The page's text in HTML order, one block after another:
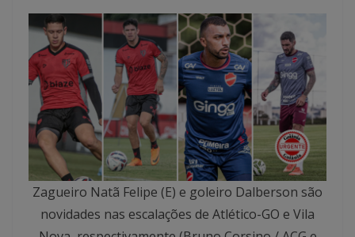
Zagueiro Natã Felipe (E) e goleiro Dalberson são
novidades nas escalações de Atlético-GO e Vila